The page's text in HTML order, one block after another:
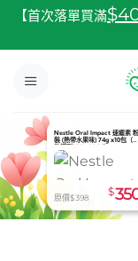
內
【首次落單買滿
Nestle Oral Impact 速癒素 粉
裝 (熱帶水果味) 74g x10包（有
效期到2026.08.31）
原價$398 $